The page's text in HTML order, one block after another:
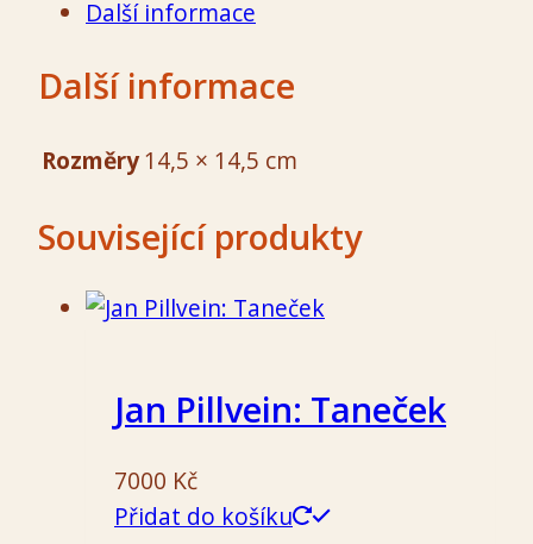
KvětyDalší informace
Další informace
Rozměry14,5 × 14,5 cm
Související produkty
Jan Pillvein: Taneček
7000 Kč
Přidat do košíku